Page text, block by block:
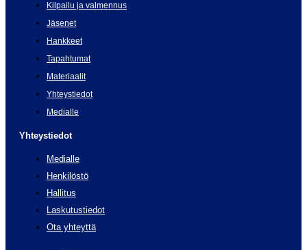
Kilpailu ja valmennus
Jäsenet
Hankkeet
Tapahtumat
Materiaalit
Yhteystiedot
Medialle
Yhteystiedot
Medialle
Henkilöstö
Hallitus
Laskutustiedot
Ota yhteyttä